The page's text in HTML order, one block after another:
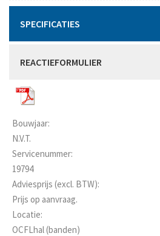
SPECIFICATIES
REACTIEFORMULIER
Bouwjaar:
N.V.T.
Servicenummer:
19794
Adviesprijs (excl. BTW):
Prijs op aanvraag.
Locatie:
OCFLhal (banden)